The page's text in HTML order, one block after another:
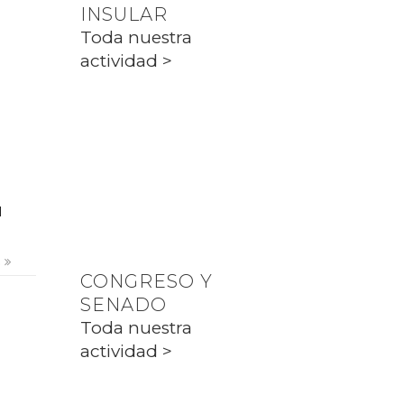
PP CIUTADELLA
INSULAR
Toda nuestra
actividad >
CONGRESO Y
SENADO
Toda nuestra
actividad >